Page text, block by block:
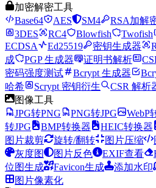
加密解密工具
Base64
AES SM4 RSA加解
3DES
RC4 Blowfish Twofish
ECDSA
Ed25519 密钥生成器
成
PGP 生成器 证明书解析
密码强度测试
Bcrypt 生成器
哈希
Scrypt 密钥衍生
CSR 解析
图像工具
JPG转PNG
PNG转JPG WebP
转JPG
BMP转换器 HEIC转换器
图片裁剪
旋转/翻转 图片压缩
灰度图
图片反色 EXIF查看
位图生成
Favicon生成 添加水印
图片像素化